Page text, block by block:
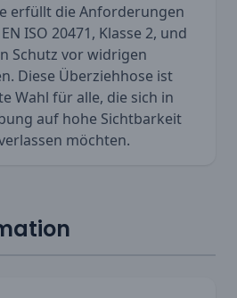
erfüllt die Anforderungen
ISO 20471, Klasse 2, und
Schutz vor widrigen
Diese Überziehhose ist
Wahl für alle, die sich in
auf hohe Sichtbarkeit
möchten.